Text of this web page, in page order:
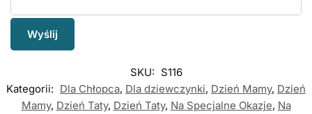
SKU: S116
Kategorii: Dla Chłopca, Dla dziewczynki, Dzień Mamy, Dzień
Mamy, Dzień Taty, Dzień Taty, Na Specjalne Okazje, Na